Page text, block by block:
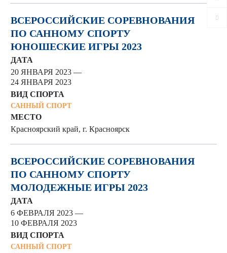
ВСЕРОССИЙСКИЕ СОРЕВНОВАНИЯ
ПО САННОМУ СПОРТУ
ЮНОШЕСКИЕ ИГРЫ 2023
ДАТА
20 ЯНВАРЯ 2023 —
24 ЯНВАРЯ 2023
ВИД СПОРТА
САННЫЙ СПОРТ
МЕСТО
Красноярский край, г. Красноярск
ВСЕРОССИЙСКИЕ СОРЕВНОВАНИЯ
ПО САННОМУ СПОРТУ
МОЛОДЕЖНЫЕ ИГРЫ 2023
ДАТА
6 ФЕВРАЛЯ 2023 —
10 ФЕВРАЛЯ 2023
ВИД СПОРТА
САННЫЙ СПОРТ